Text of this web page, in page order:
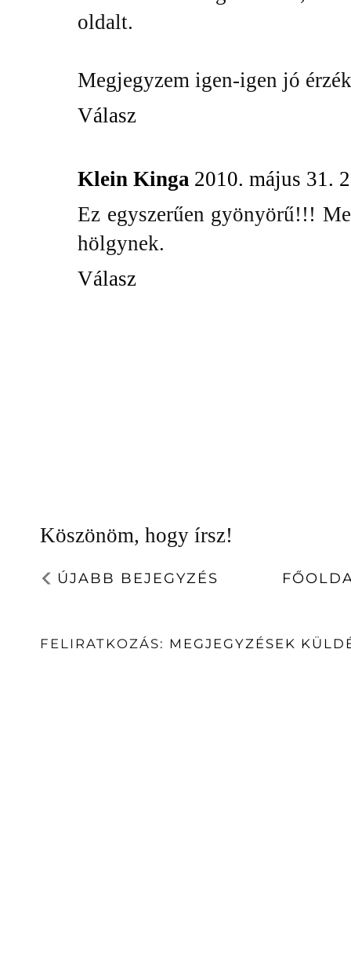
oldalt.
Megjegyzem igen-igen jó
Válasz
Klein Kinga 2010. május 31.
Ez egyszerűen gyönyörű!!!
hölgynek.
Válasz
Köszönöm, hogy írsz!
ÚJABB BEJEGYZÉS
FELIRATKOZÁS: MEGJEGYZÉSEK